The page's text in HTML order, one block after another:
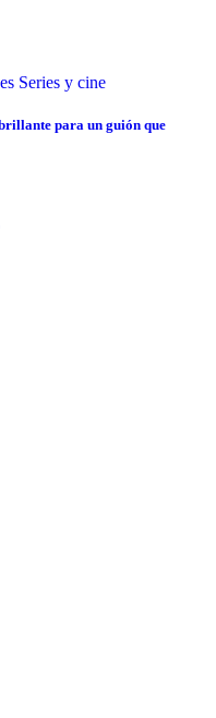
Series y cine
para un guión que